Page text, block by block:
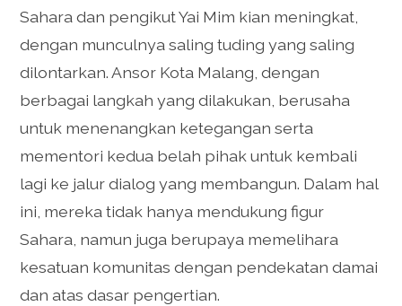
Sahara dan pengikut Yai Mim kian meningkat,
dengan munculnya saling tuding yang saling
dilontarkan. Ansor Kota Malang, dengan
berbagai langkah yang dilakukan, berusaha
untuk menenangkan ketegangan serta
mementori kedua belah pihak untuk kembali
lagi ke jalur dialog yang membangun. Dalam hal
ini, mereka tidak hanya mendukung figur
Sahara, namun juga berupaya memelihara
kesatuan komunitas dengan pendekatan damai
dan atas dasar pengertian.